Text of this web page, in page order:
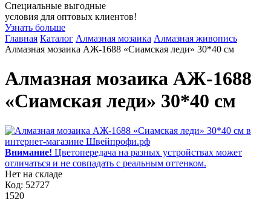
Специальные выгодные
условия для оптовых клиентов!
Узнать больше
Главная Каталог Алмазная мозаика Алмазная живопись
Алмазная мозаика АЖ-1688 «Сиамская леди» 30*40 см
Алмазная мозаика АЖ-1688
«Сиамская леди» 30*40 см
Внимание! Цветопередача на разных устройствах может
отличаться и не совпадать с реальным оттенком.
Нет на складе
Код: 52727
1520